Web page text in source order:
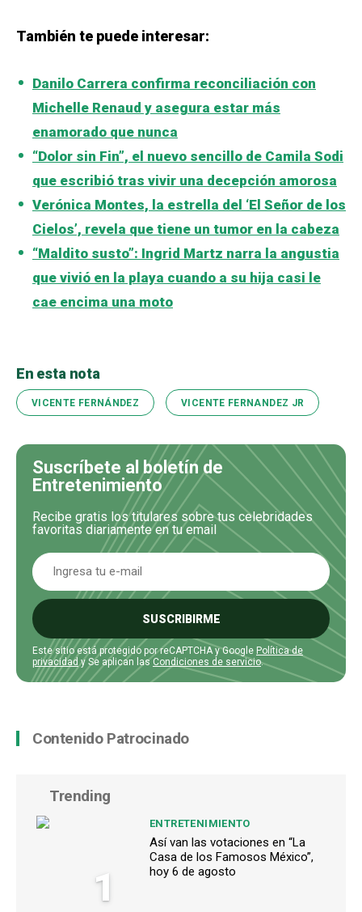
También te puede interesar:
Danilo Carrera confirma reconciliación con
Michelle Renaud y asegura estar más
enamorado que nunca
“Dolor sin Fin”, el nuevo sencillo de Camila Sodi
que escribió tras vivir una decepción amorosa
Verónica Montes, la estrella del ‘El Señor de los
Cielos’, revela que tiene un tumor en la cabeza
“Maldito susto”: Ingrid Martz narra la angustia
que vivió en la playa cuando a su hija casi le
cae encima una moto
En esta nota
VICENTE FERNÁNDEZ VICENTE FERNANDEZ JR
Suscríbete al boletín de
Entretenimiento
Recibe gratis los titulares sobre tus celebridades
favoritas diariamente en tu email
SUSCRIBIRME
Este sitio está protegido por reCAPTCHA y Google Política de
privacidad y Se aplican lasCondiciones de servicio.
Contenido Patrocinado
Trending
1
ENTRETENIMIENTO
Así van las votaciones en “La
Casa de los Famosos México”,
hoy 6 de agosto